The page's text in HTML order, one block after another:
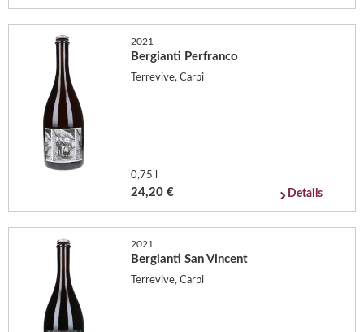
2021
Bergianti Perfranco
Terrevive, Carpi
0,75 l
24,20 € Details
2021
Bergianti San Vincent
Terrevive, Carpi